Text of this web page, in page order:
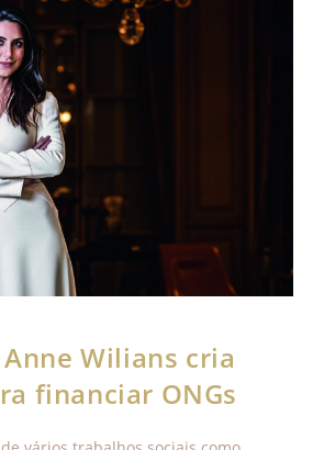
Wilians cria
financiar ONGs